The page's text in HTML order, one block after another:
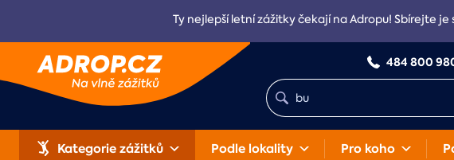
Ty nejlepší letní zážitky čekají na Adropu! Sbírejte
484 800
Kategorie zážitků Podle lokality Pro koho